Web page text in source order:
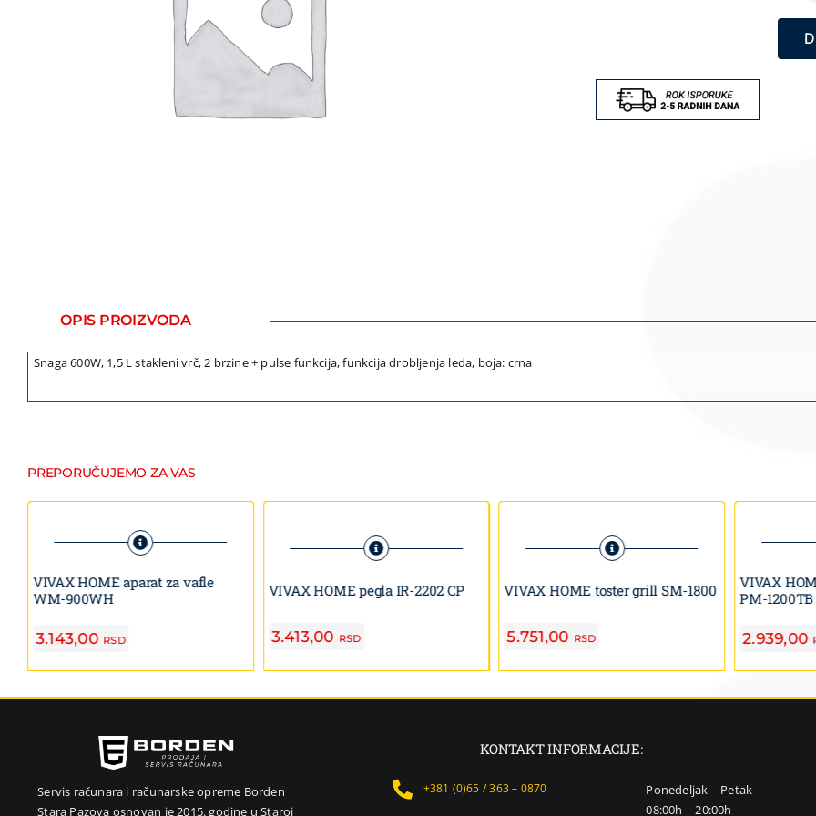
OPIS PROIZVODA
Snaga 600W, 1,5 L stakleni vrč, 2 brzine + pulse funkcija, funkcija drobljenja leda, boja: crna
PREPORUČUJEMO ZA VAS
VIVAX HOME aparat za vafle
WM-900WH
3.143,00 RSD
VIVAX HOME pegla IR-2202 CP
3.413,00 RSD
VIVAX HOME toster grill SM-1800
5.751,00 RSD
VIVAX
PM-1200TB
2.939,00
Servis računara i računarske opreme Borden
Stara Pazova osnovan je 2015. godine u Staroj
KONTAKT INFORMACIJE:
+381 (0)65 / 363 – 0870
Ponedeljak – Petak
08:00h – 20:00h